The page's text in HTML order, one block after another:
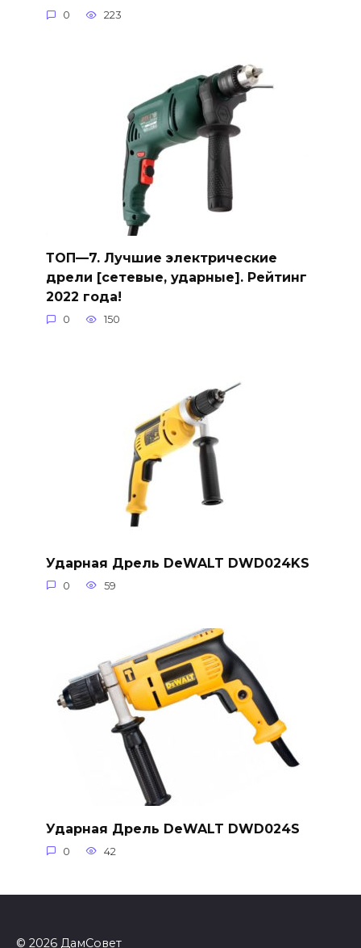
0 223
ТОП—7. Лучшие электрические
дрели [сетевые, ударные]. Рейтинг
2022 года!
0 150
Ударная Дрель DeWALT DWD024KS
0 59
Ударная Дрель DeWALT DWD024S
0 42
© 2026 ДамСовет